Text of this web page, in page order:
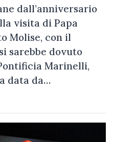
dall’anniversario
visita di Papa
Molise, con il
sarebbe dovuto
Marinelli,
data da…